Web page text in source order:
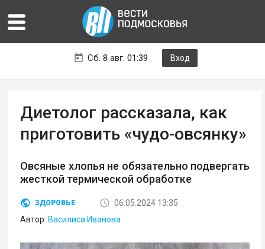
Сб. 8 авг. 01:39 Вход
Диетолог рассказала, как
приготовить «чудо-овсянку»
Овсяные хлопья не обязательно подвергать
жесткой термической обработке
ЗДОРОВЬЕ
06.05.2024 13:35
Автор: Василиса Иванова